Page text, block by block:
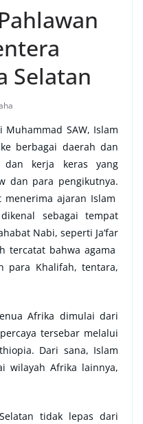
Selatan
SAW, Islam
berbagai daerah dan
dan kerja keras yang
dan para pengikutnya.
ajaran Islam
sebagai tempat
Nabi, seperti Ja’far
tercatat bahwa agama
para Khalifah, tentara,
Afrika dimulai dari
tersebar melalui
Dari sana, Islam
wilayah Afrika lainnya,
tidak lepas dari